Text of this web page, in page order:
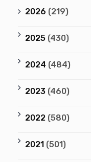
2026 (219)
2025 (430)
2024 (484)
2023 (460)
2022 (580)
2021 (501)